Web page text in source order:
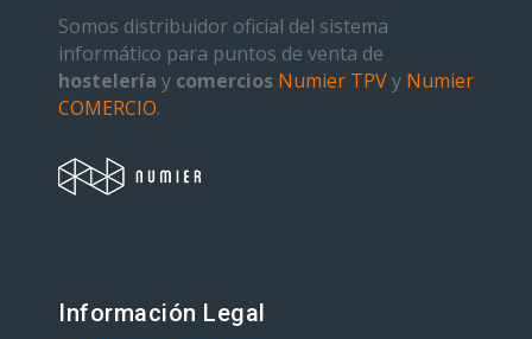
Somos distribuidor oficial del sistema
informático para puntos de venta de
hostelería y comercios Numier TPVy Numier
COMERCIO.
Información Legal